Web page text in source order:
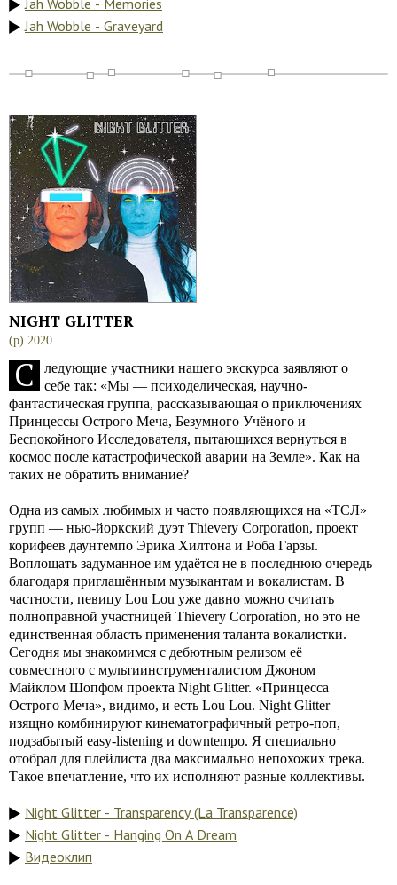
Jah Wobble - Memories
Jah Wobble - Graveyard
NIGHT GLITTER
(p) 2020
С
ледующие участники нашего экскурса заявляют о
себе так: «Мы — психоделическая, научно-
фантастическая группа, рассказывающая о приключениях
Принцессы Острого Меча, Безумного Учёного и
Беспокойного Исследователя, пытающихся вернуться в
космос после катастрофической аварии на Земле». Как на
таких не обратить внимание?
Одна из самых любимых и часто появляющихся на «ТСЛ»
групп — нью-йоркский дуэт Thievery Corporation, проект
корифеев даунтемпо Эрика Хилтона и Роба Гарзы.
Воплощать задуманное им удаётся не в последнюю очередь
благодаря приглашённым музыкантам и вокалистам. В
частности, певицу Lou Lou уже давно можно считать
полноправной участницей Thievery Corporation, но это не
единственная область применения таланта вокалистки.
Сегодня мы знакомимся с дебютным релизом её
совместного с мультиинструменталистом Джоном
Майклом Шопфом проекта Night Glitter. «Принцесса
Острого Меча», видимо, и есть Lou Lou. Night Glitter
изящно комбинируют кинематографичный ретро-поп,
подзабытый easy-listening и downtempo. Я специально
отобрал для плейлиста два максимально непохожих трека.
Такое впечатление, что их исполняют разные коллективы.
Night Glitter - Transparency (La Transparence)
Night Glitter - Hanging On A Dream
Видеоклип